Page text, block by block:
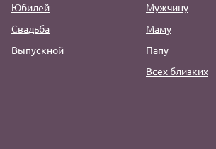
Юбилей
Свадьба
Выпускной
Мужчину
Маму
Папу
Всех близких